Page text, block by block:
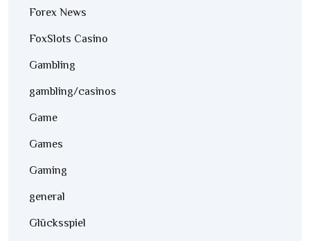
Forex News
FoxSlots Casino
Gambling
gambling/casinos
Game
Games
Gaming
general
Glücksspiel